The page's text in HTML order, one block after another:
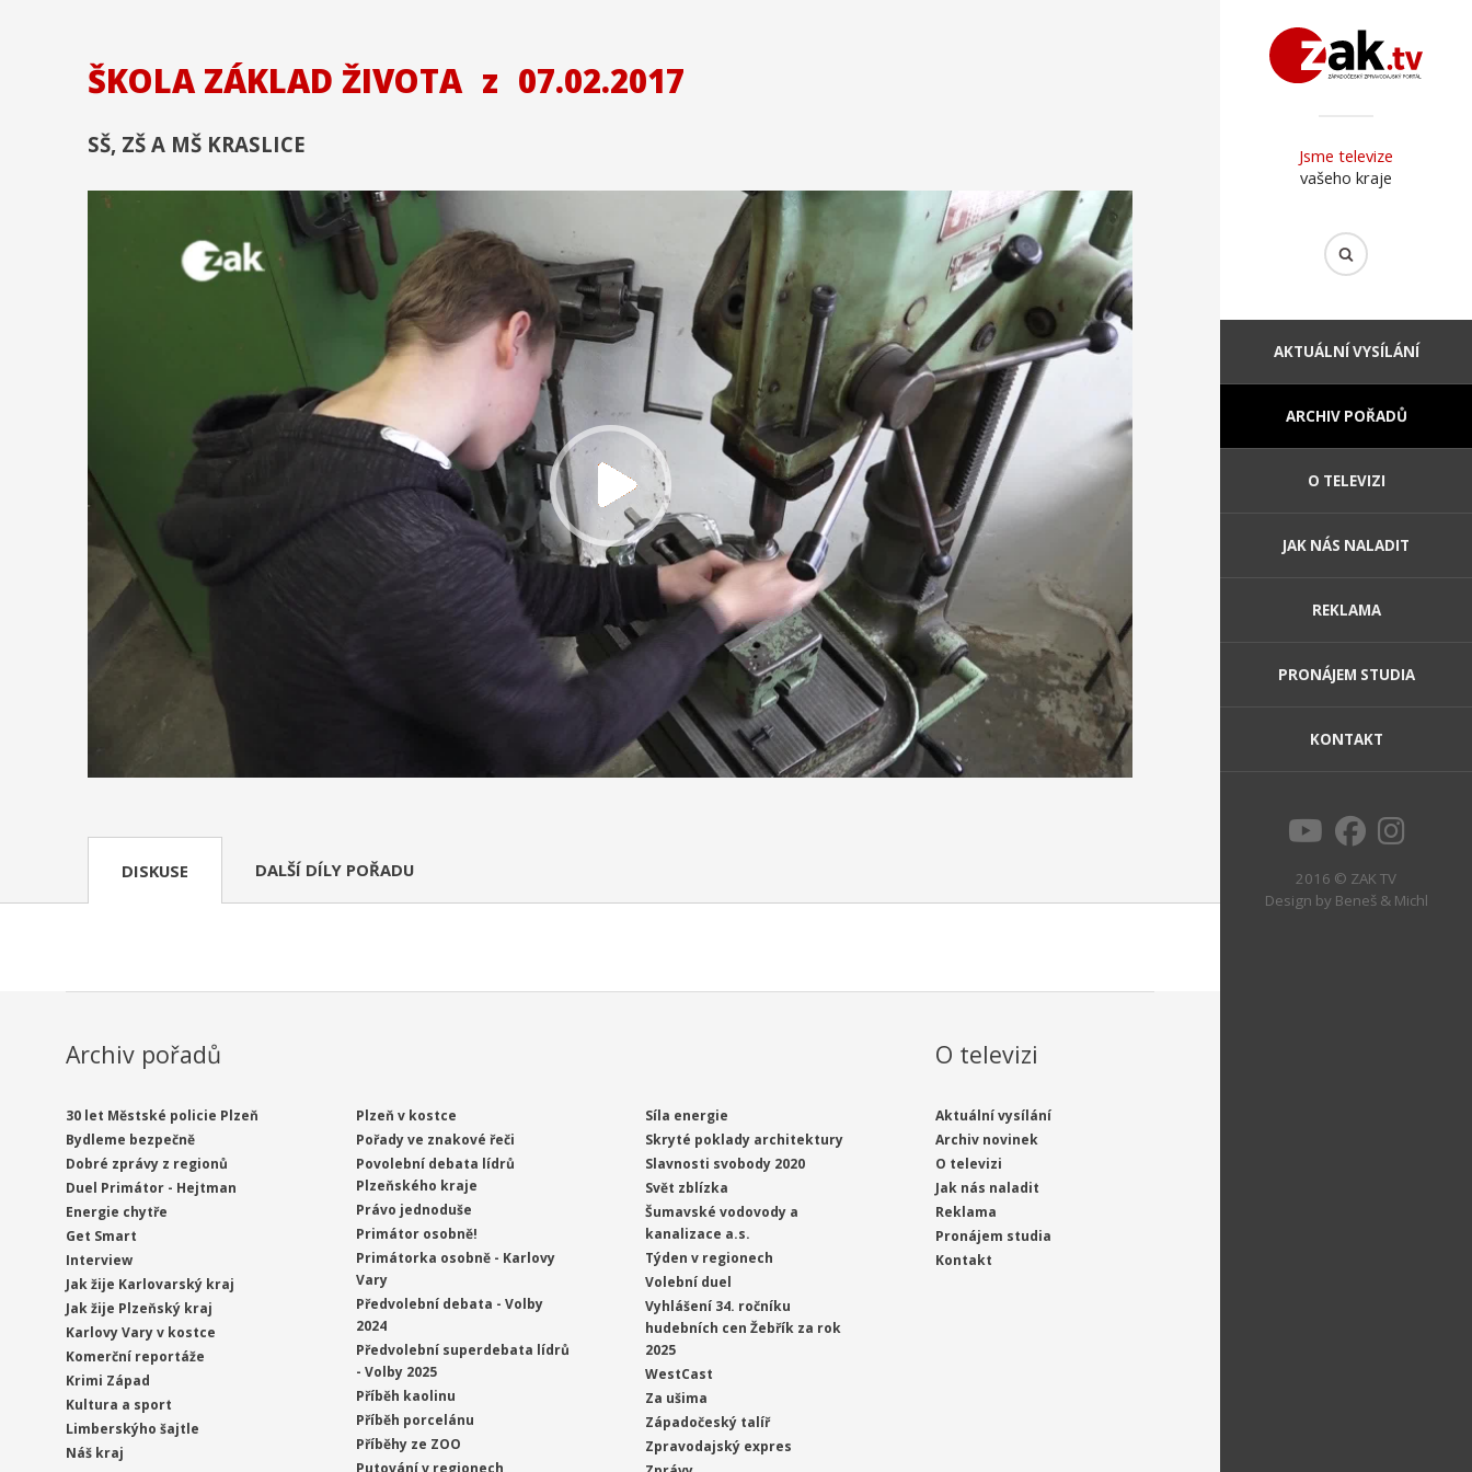
Jsme televize
vašeho kraje
AKTUÁLNÍ VYSÍLÁNÍ
ARCHIV POŘADŮ
O TELEVIZI
JAK NÁS NALADIT
REKLAMA
PRONÁJEM STUDIA
KONTAKT
2016 © ZAK TV
Design by Beneš & Michl
ŠKOLA ZÁKLAD ŽIVOTA z 07.02.2017
SŠ, ZŠ A MŠ KRASLICE
DISKUSE DALŠÍ DÍLY POŘADU
Archiv pořadů
30 let Městské policie Plzeň
Bydleme bezpečně
Dobré zprávy z regionů
Duel Primátor - Hejtman
Energie chytře
Get Smart
Interview
Jak žije Karlovarský kraj
Jak žije Plzeňský kraj
Karlovy Vary v kostce
Komerční reportáže
Krimi Západ
Kultura a sport
Limberskýho šajtle
Náš kraj
Plzeň v kostce
Pořady ve znakové řeči
Povolební debata lídrů
Plzeňského kraje
Právo jednoduše
Primátor osobně!
Primátorka osobně - Karlovy
Vary
Předvolební debata - Volby
2024
Předvolební superdebata lídrů
- Volby 2025
Příběh kaolinu
Příběh porcelánu
Příběhy ze ZOO
Síla energie
Skryté poklady architektury
Slavnosti svobody 2020
Svět zblízka
Šumavské vodovody a
kanalizace a.s.
Týden v regionech
Volební duel
Vyhlášení 34. ročníku
hudebních cen Žebřík za rok
2025
WestCast
Za ušima
Západočeský talíř
Zpravodajský expres
O televizi
Aktuální vysílání
Archiv novinek
O televizi
Jak nás naladit
Reklama
Pronájem studia
Kontakt